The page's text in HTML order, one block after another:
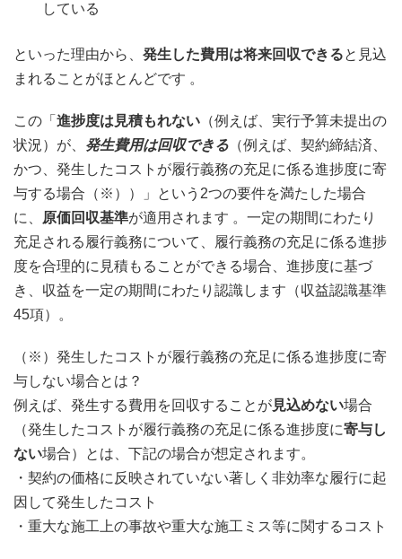
している
といった理由から、 発生した費用は将来回収できると見込
まれることがほとんどです 。
この「 進捗度は見積もれない （例えば、実行予算未提出の
状況）が、 発生費用は回収できる （例えば、契約締結済、
かつ、発生したコストが履行義務の充足に係る進捗度に寄
与する場合（※））」という2つの要件を満たした場合
に、
原価回収基準が適用されます 。一定の期間にわたり
充足される履行義務について、履行義務の充足に係る進捗
度を合理的に見積もることができる場合、進捗度に基づ
き、収益を一定の期間にわたり認識します（収益認識基準
45項）。
（※）発生したコストが履行義務の充足に係る進捗度に寄
与しない場合とは？
例えば、発生する費用を回収することが見込めない場合
（発生したコストが履行義務の充足に係る進捗度に寄与し
ない場合）とは、下記の場合が想定されます。
・契約の価格に反映されていない著しく非効率な履行に起
因して発生したコスト
・重大な施工上の事故や重大な施工ミス等に関するコスト